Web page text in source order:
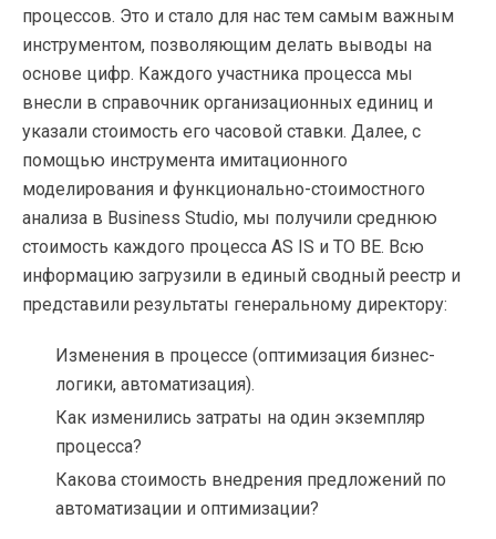
процессов. Это и стало для нас тем самым важным
инструментом, позволяющим делать выводы на
основе цифр. Каждого участника процесса мы
внесли в справочник организационных единиц и
указали стоимость его часовой ставки. Далее, с
помощью инструмента имитационного
моделирования и функционально-стоимостного
анализа в Business Studio, мы получили среднюю
стоимость каждого процесса AS IS и TO BE. Всю
информацию загрузили в единый сводный реестр и
представили результаты генеральному директору:
Изменения в процессе (оптимизация бизнес-
логики, автоматизация).
Как изменились затраты на один экземпляр
процесса?
Какова стоимость внедрения предложений по
автоматизации и оптимизации?